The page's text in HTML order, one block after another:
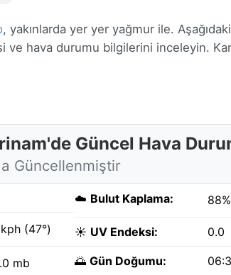
, yakınlarda yer yer yağmur ile.
hava durumu bilgilerini inceleyin.
Güncel Hava
Güncellenmiştir
kph (47°)
mb
☁️ Bulut Kaplama: 88%
☀️ UV Endeksi: 0.0
🌅 Gün Doğumu: